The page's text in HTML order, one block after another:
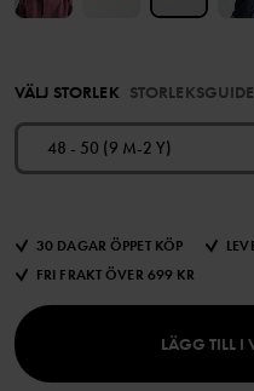
VÄLJ STORLEK STORLEKSGUIDE
48 - 50 (9 M-2 Y)
30 DAGAR ÖPPET KÖP
FRI FRAKT ÖVER 699 KR
LÄGG TILL I